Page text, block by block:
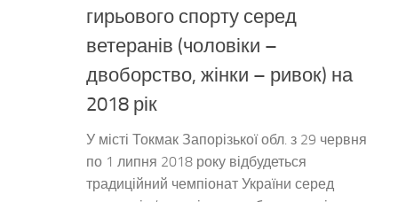
гирьового спорту серед
ветеранів (чоловіки –
двоборство, жінки – ривок) на
2018 рік
У місті Токмак Запорізької обл. з 29 червня
по 1 липня 2018 року відбудеться
традиційний чемпіонат України серед